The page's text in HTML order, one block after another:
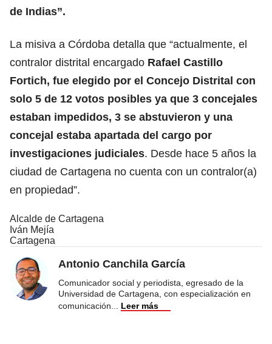
de Indias”.
La misiva a Córdoba detalla que “actualmente, el
contralor distrital encargado Rafael Castillo
Fortich, fue elegido por el Concejo Distrital con
solo 5 de 12 votos posibles ya que 3 concejales
estaban impedidos, 3 se abstuvieron y una
concejal estaba apartada del cargo por
investigaciones judiciales. Desde hace 5 años la
ciudad de Cartagena no cuenta con un contralor(a)
en propiedad”.
Alcalde de Cartagena
Iván Mejía
Cartagena
Antonio Canchila García
Comunicador social y periodista, egresado de la
Universidad de Cartagena, con especialización en
comunicación
Leer más